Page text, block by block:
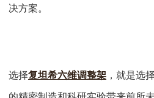
决方案。
选择复坦希六维调整架 ，就是选